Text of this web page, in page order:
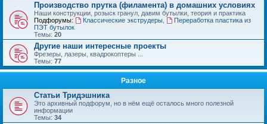
Производство прутка (филамента) в домашних условиях
Наши конструкции, розыск гранул, давим бутылки, теория и практика
Подфорумы:
Классические экструдеры,
Переработка пластика из
ПЭТ бутылок
Темы: 20
Другие наши интересные проекты
Фрезеры, лазеры, квадрокоптеры ...
Темы: 77
Разное
Статьи Тридэшника
Это архивный подфорум, но в нём ещё осталось много полезной
информации
Темы: 34